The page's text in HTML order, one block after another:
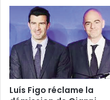
Luís Figo réclame la